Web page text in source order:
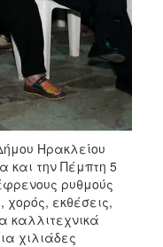
Ηρακλείου
και την Πέμπτη 5
ρυθμούς
χορός, εκθέσεις,
καλλιτεχνικά
χιλιάδες